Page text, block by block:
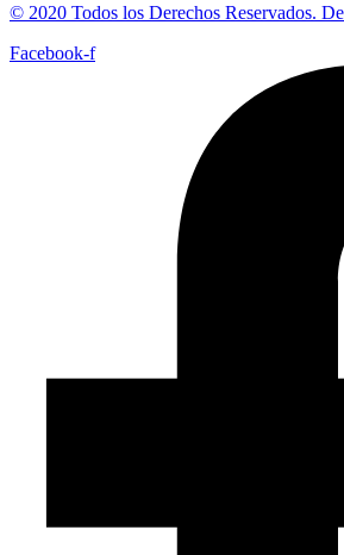
© 2020 Todos los Derechos Reservados.
Facebook-f